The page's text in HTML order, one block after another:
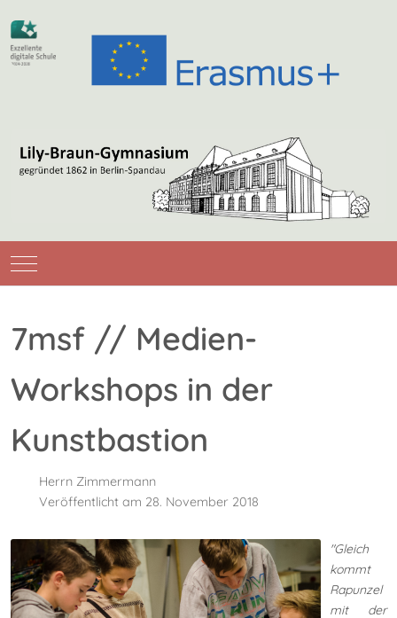
Mobile Menu Toggle
7msf // Medien-
Workshops in der
Kunstbastion
Herrn Zimmermann
Veröffentlicht am 28. November 2018
"Gleich
kommt
Rapunzel
mit der